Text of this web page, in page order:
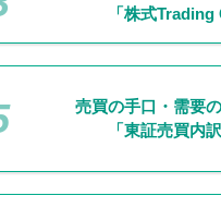
「株式Trading
売買の手口・需要
「東証売買内